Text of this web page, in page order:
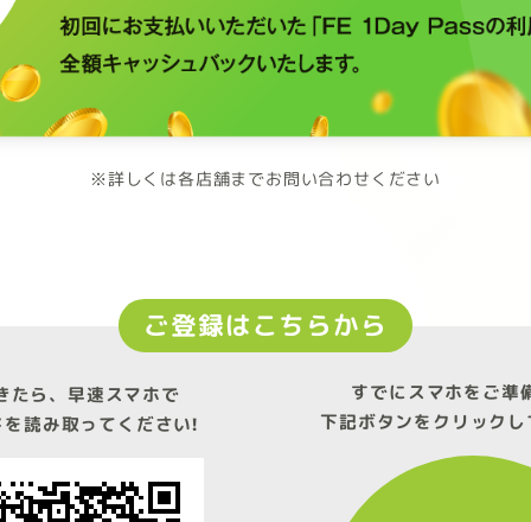
※詳しくは各店舗までお問い合わせください
ご登録はこちらから
たら、早速スマホで
読み取ってください!
すでにスマホをご準
下記ボタンをクリック